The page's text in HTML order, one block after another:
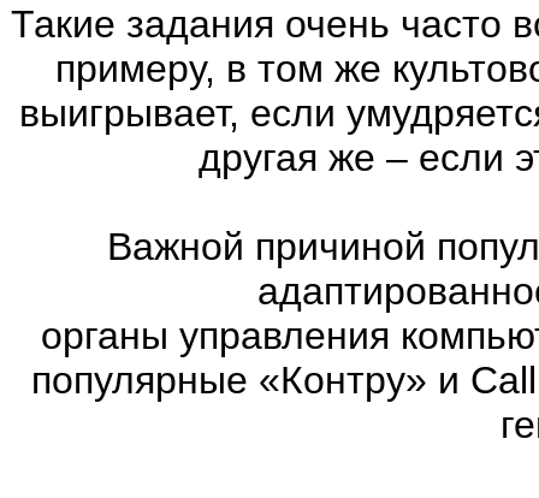
Такие задания очень часто
примеру, в том же
выигрывает, если
другая же – если
Важной причиной
органы управления
популярные «Контру» и